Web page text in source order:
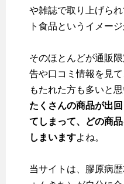
や雑誌で取り上げら
ト食品というイメー
そのほとんどが通販
告や口コミ情報を見
もたれた方も多いと思
たくさんの商品が出
てしまって、どの商
しまいますよね。
当サイトは、膠原病